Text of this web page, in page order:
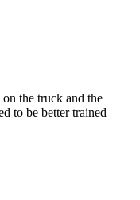
the truck and the
to be better trained